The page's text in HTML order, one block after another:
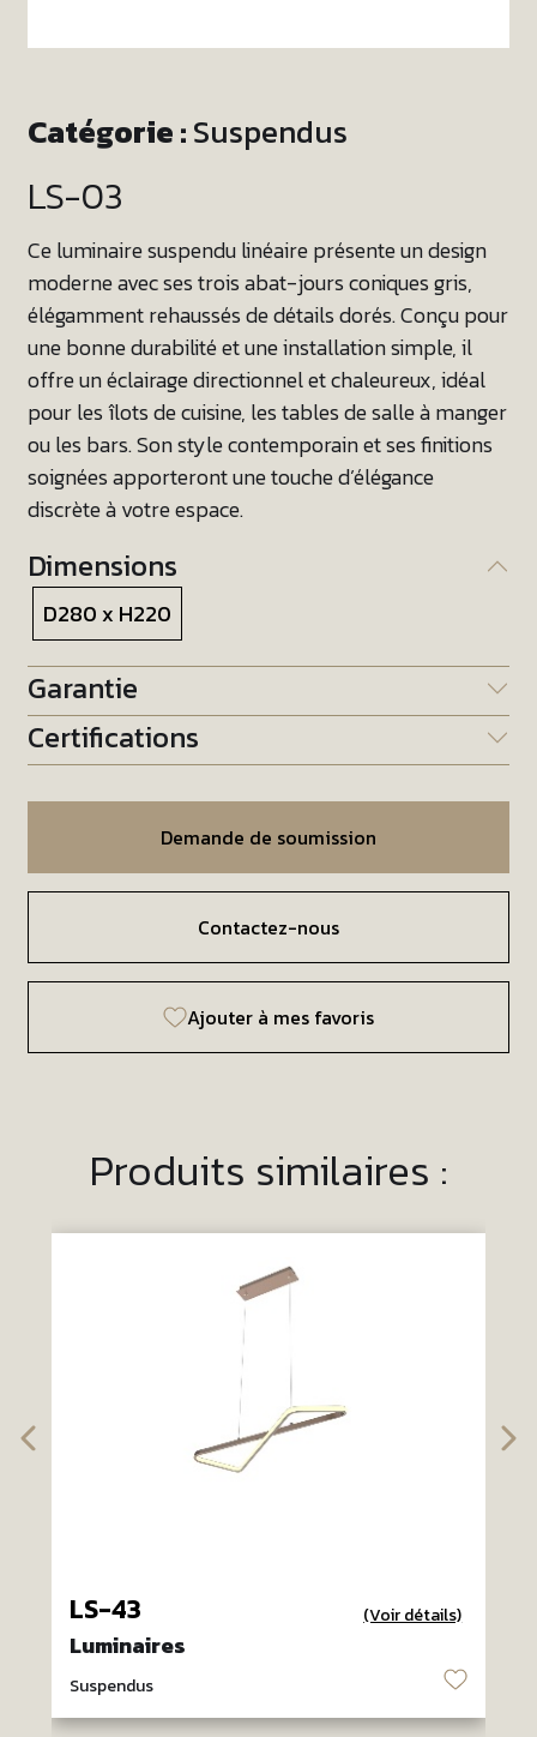
Catégorie :Suspendus
LS-03
Ce luminaire suspendu linéaire présente un design
moderne avec ses trois abat-jours coniques gris,
élégamment rehaussés de détails dorés. Conçu pour
une bonne durabilité et une installation simple, il
offre un éclairage directionnel et chaleureux, idéal
pour les îlots de cuisine, les tables de salle à manger
ou les bars. Son style contemporain et ses finitions
soignées apporteront une touche d’élégance
discrète à votre espace.
Dimensions
D280 x H220
Garantie
Certifications
Demande de soumission
Contactez-nous
Ajouter à mes favoris
Produits similaires :
LS-43 (Voir détails)
Luminaires
Suspendus ♡